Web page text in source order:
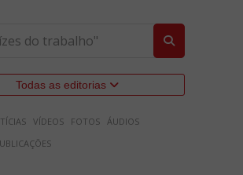
Todas as editorias
VÍDEOS FOTOS ÁUDIOS